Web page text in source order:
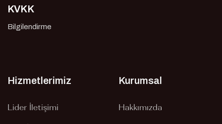
KVKK
Bilgilendirme
Hizmetlerimiz
Lider İletişimi
Kurumsal
Hakkımızda